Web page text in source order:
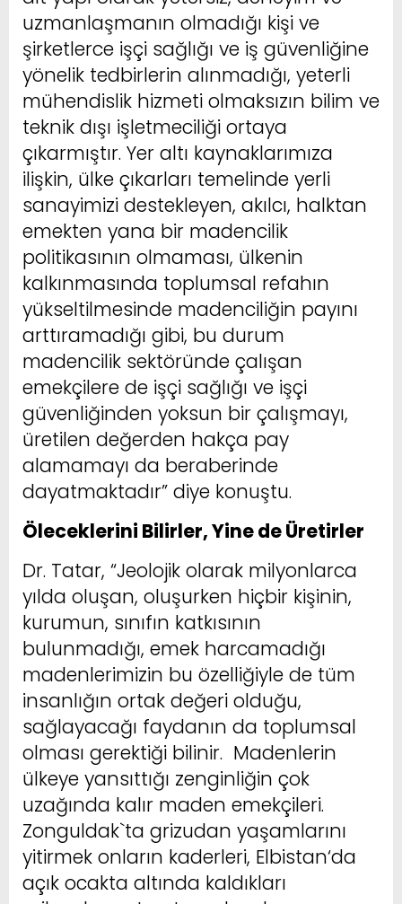
uzmanlaşmanın olmadığı kişi ve
şirketlerce işçi sağlığı ve iş güvenliğine
yönelik tedbirlerin alınmadığı, yeterli
mühendislik hizmeti olmaksızın bilim ve
teknik dışı işletmeciliği ortaya
çıkarmıştır. Yer altı kaynaklarımıza
ilişkin, ülke çıkarları temelinde yerli
sanayimizi destekleyen, akılcı, halktan
emekten yana bir madencilik
politikasının olmaması, ülkenin
kalkınmasında toplumsal refahın
yükseltilmesinde madenciliğin payını
arttıramadığı gibi, bu durum
madencilik sektöründe çalışan
emekçilere de işçi sağlığı ve işçi
güvenliğinden yoksun bir çalışmayı,
üretilen değerden hakça pay
alamamayı da beraberinde
dayatmaktadır” diye konuştu.
Öleceklerini Bilirler, Yine de Üretirler
Dr. Tatar, “Jeolojik olarak milyonlarca
yılda oluşan, oluşurken hiçbir kişinin,
kurumun, sınıfın katkısının
bulunmadığı, emek harcamadığı
madenlerimizin bu özelliğiyle de tüm
insanlığın ortak değeri olduğu,
sağlayacağı faydanın da toplumsal
olması gerektiği bilinir. Madenlerin
ülkeye yansıttığı zenginliğin çok
uzağında kalır maden emekçileri.
Zonguldak`ta grizudan yaşamlarını
yitirmek onların kaderleri, Elbistan‘da
açık ocakta altında kaldıkları